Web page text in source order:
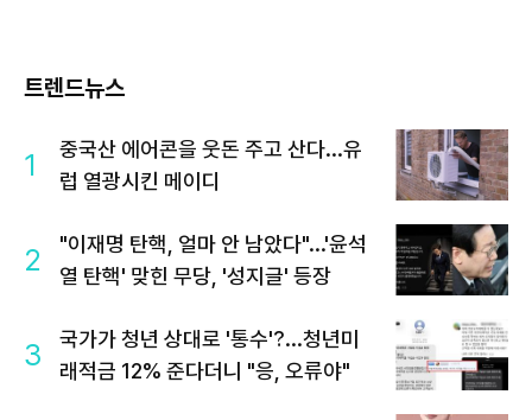
트렌드뉴스
1
중국산 에어콘을 웃돈 주고 산다...유
럽 열광시킨 메이디
2
"이재명 탄핵, 얼마 안 남았다"...'윤석
열 탄핵' 맞힌 무당, '성지글' 등장
3
국가가 청년 상대로 '통수'?...청년미
래적금 12% 준다더니 "응, 오류야"